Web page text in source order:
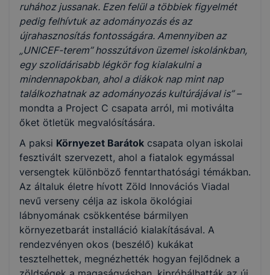
ruhához jussanak. Ezen felül a többiek figyelmét
pedig felhívtuk az adományozás és az
újrahasznosítás fontosságára. Amennyiben az
„UNICEF-terem” hosszútávon üzemel iskolánkban,
egy szolidárisabb légkör fog kialakulni a
mindennapokban, ahol a diákok nap mint nap
találkozhatnak az adományozás kultúrájával is” –
mondta a Project C csapata arról, mi motiválta
őket ötletük megvalósítására.
A paksi Környezet Barátok csapata olyan iskolai
fesztivált szervezett, ahol a fiatalok egymással
versengtek különböző fenntarthatósági témákban.
Az általuk életre hívott Zöld Innovációs Viadal
nevű verseny célja az iskola ökológiai
lábnyomának csökkentése bármilyen
környezetbarát installáció kialakításával. A
rendezvényen okos (beszélő) kukákat
tesztelhettek, megnézhették hogyan fejlődnek a